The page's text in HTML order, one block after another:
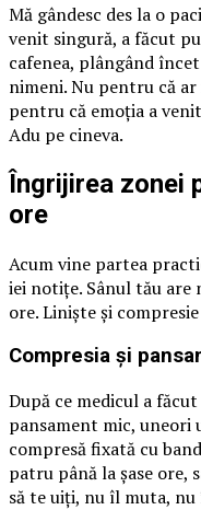
Mă gândesc des la o
venit singură, a făcut
cafenea, plângând
nimeni. Nu pentru că
pentru că emoția a
Adu pe cineva.
Îngrijirea zonei
ore
Acum vine partea
iei notițe. Sânul tău are
ore. Liniște și
Compresia și
După ce medicul a
pansament mic,
compresă fixată cu
patru până la șase ore,
să te uiți, nu îl muta,